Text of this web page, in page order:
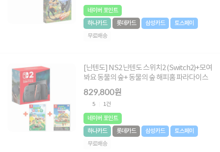
네이버 포인트
하나카드
롯데카드 삼성카드
토스페이
무료배송
[닌텐도] NS2 닌텐도 스위치2 (Switch2)+모여
봐요 동물의 숲+ 동물의 숲 해피홈 파라다이스
829,800원
5 1건
네이버 포인트
하나카드
롯데카드 삼성카드
토스페이
무료배송